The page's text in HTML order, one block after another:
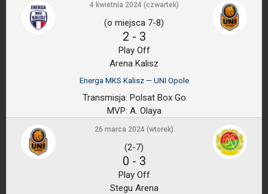
4 kwietnia 2024 (czwartek)
(o miejsca 7-8)
2 - 3
Play Off
Arena Kalisz
Energa MKS Kalisz — UNI Opole
Transmisja: Polsat Box Go
MVP: A. Olaya
26 marca 2024 (wtorek)
(2-7)
0 - 3
Play Off
Stegu Arena